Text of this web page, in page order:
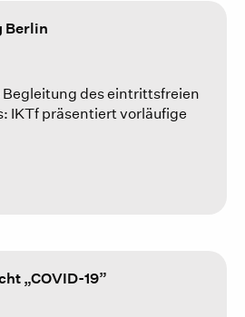
Berlin
des eintrittsfreien
IKTf präsentiert vorläufige
„COVID-19”